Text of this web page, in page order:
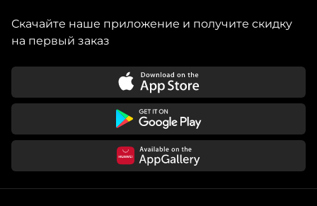
Скачайте наше приложение и получите скидку
на первый заказ